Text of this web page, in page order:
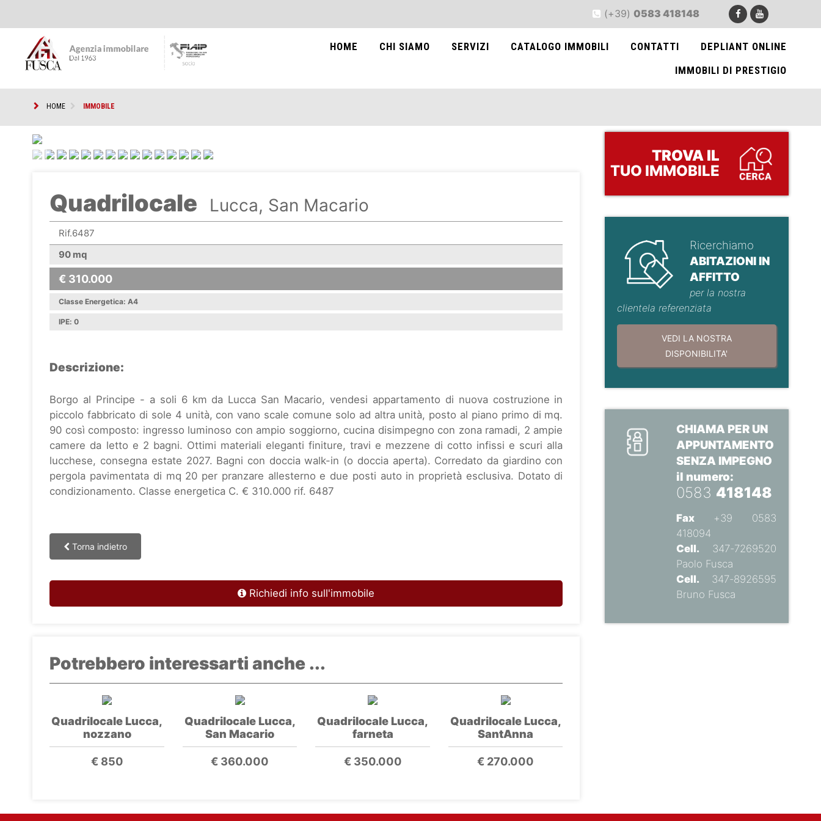
(+39)0583 418148
HOME CHI SIAMO SERVIZI CATALOGO IMMOBILI CONTATTI
DEPLIANT ONLINE
IMMOBILI DI PRESTIGIO
HOME IMMOBILE
Quadrilocale Lucca, San Macario
Rif.6487
90 mq
€ 310.000
Classe Energetica: A4
IPE: 0
Descrizione:
Borgo al Principe - a soli 6 km da Lucca San Macario, vendesi appartamento di nuova costruzione in
piccolo fabbricato di sole 4 unità, con vano scale comune solo ad altra unità, posto al piano primo di mq.
90 così composto: ingresso luminoso con ampio soggiorno, cucina disimpegno con zona ramadi, 2 ampie
camere da letto e 2 bagni. Ottimi materiali eleganti finiture, travi e mezzene di cotto infissi e scuri alla
lucchese, consegna estate 2027. Bagni con doccia walk-in (o doccia aperta). Corredato da giardino con
pergola pavimentata di mq 20 per pranzare allesterno e due posti auto in proprietà esclusiva. Dotato di
condizionamento. Classe energetica C. € 310.000 rif. 6487
Torna indietro
Richiedi info sull'immobile
Potrebbero interessarti anche ...
Quadrilocale Lucca,
nozzano
€ 850
Quadrilocale Lucca,
San Macario
€ 360.000
Quadrilocale Lucca,
farneta
€ 350.000
Quadrilocale Lucca,
SantAnna
€ 270.000
TROVA IL
TUO IMMOBILE
Ricerchiamo
ABITAZIONI IN
AFFITTO
per la nostra
clientela referenziata
VEDI LA NOSTRA
DISPONIBILITA'
CHIAMA PER UN
APPUNTAMENTO
SENZA IMPEGNO
il numero:
0583 418148
Fax+39 0583
418094
Cell. 347-7269520
Paolo Fusca
Cell. 347-8926595
Bruno Fusca